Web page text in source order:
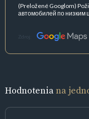
(Preložené Googlom)
автомобилей по низким
Zdroj:
Hodnoteniana